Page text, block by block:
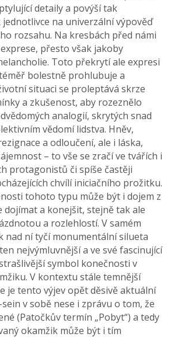
detaily a povýší tak
na univerzální výpověď
rozsahu. Na kresbách před námi
přesto však jakoby
Toto překrytí ale expresi
bolestně prohlubuje a
situaci se proleptává skrze
a zkušenost, aby rozeznělo
analogií, skrytých snad
vědomí lidstva. Hněv,
a odloučení, ale i láska,
– to vše se zračí ve tvářích i
protagonistů či spíše častěji
chvílí iniciačního prožitku.
tohoto typu může být i dojem z
dojímat a konejšit, stejně tak ale
a rozlehlostí. V samém
nad ní tyčí monumentální silueta
nejvýmluvnější a ve své fascinující
symbol konečnosti v
V kontextu stále temnější
je tento výjev opět děsivě aktuální
v sobě nese i zprávu o tom, že
(Patočkův termín „Pobyt“) a tedy
okamžik může být i tím